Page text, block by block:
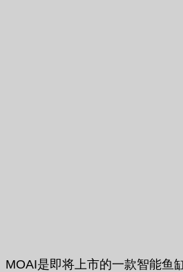
MOAI是即将上市的一款智能鱼